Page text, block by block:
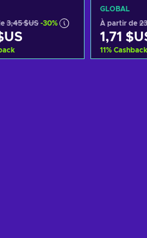
3,45 $US -30%
GLOBAL
À partir de
1,71
11% Cashback